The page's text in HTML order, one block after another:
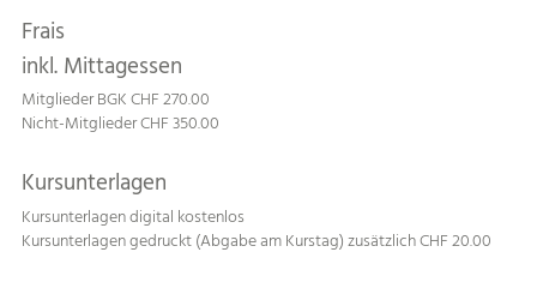
Frais
inkl. Mittagessen
Mitglieder BGK CHF 270.00
Nicht-Mitglieder CHF 350.00
Kursunterlagen
Kursunterlagen digital kostenlos
Kursunterlagen gedruckt (Abgabe am Kurstag) zusätzlich CHF 20.00